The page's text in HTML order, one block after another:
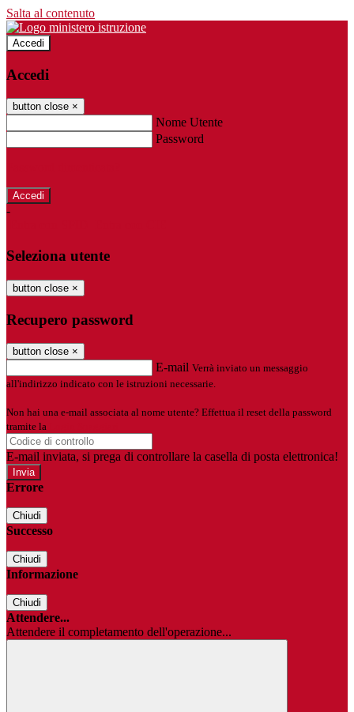
Salta al contenuto
Accedi
Accedi
button close ×
Nome Utente
Password
-
Seleziona utente
button close ×
Recupero password
button close ×
E-mail Verrà inviato un messaggio
all'indirizzo indicato con le istruzioni necessarie.
Non hai una e-mail associata al nome utente? Effettua il reset della password
tramite la
E-mail inviata, si prega di controllare la casella di posta elettronica!
Errore
Chiudi
Successo
Chiudi
Informazione
Chiudi
Attendere...
Attendere il completamento dell'operazione...